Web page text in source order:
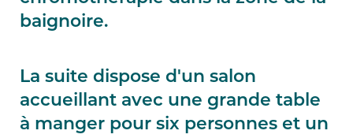
baignoire.
La suite dispose d'un salon
accueillant avec une grande table
à manger pour six personnes et un